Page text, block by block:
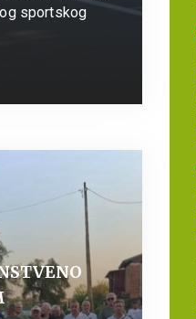
sportskog